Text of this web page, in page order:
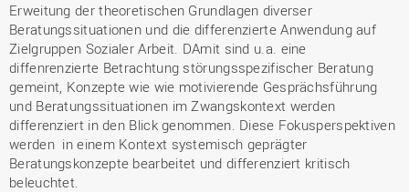
Erweitung der theoretischen Grundlagen diverser
Beratungssituationen und die differenzierte Anwendung auf
Zielgruppen Sozialer Arbeit. DAmit sind u.a. eine
diffenrenzierte Betrachtung störungsspezifischer Beratung
gemeint, Konzepte wie wie motivierende Gesprächsführung
und Beratungssituationen im Zwangskontext werden
differenziert in den Blick genommen. Diese Fokusperspektiven
werden in einem Kontext systemisch geprägter
Beratungskonzepte bearbeitet und differenziert kritisch
beleuchtet.